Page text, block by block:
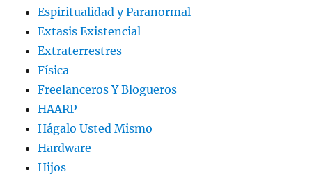
Espiritualidad y Paranormal
Extasis Existencial
Extraterrestres
Física
Freelanceros Y Blogueros
HAARP
Hágalo Usted Mismo
Hardware
Hijos